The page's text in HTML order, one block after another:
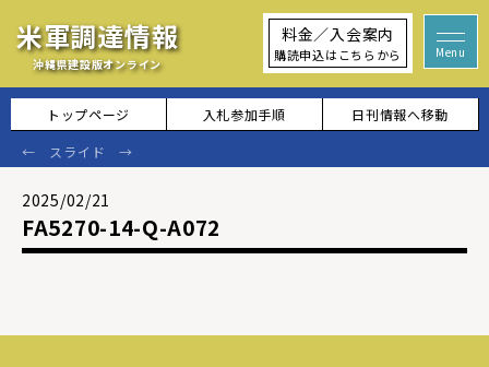
米軍調達情報
沖縄県建設版オンライン
料金／入会案内
購読申込はこちらから
トップページ 入札参加手順 日刊情報へ移動
2025/02/21
FA5270-14-Q-A072